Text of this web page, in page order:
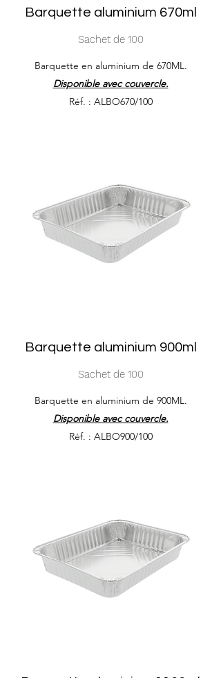
Barquette aluminium 670ml
Sachet de 100
Barquette en aluminium de 670ML.
Disponible avec couvercle.
Réf. : ALBO670/100
Barquette aluminium 900ml
Sachet de 100
Barquette en aluminium de 900ML.
Disponible avec couvercle.
Réf. : ALBO900/100